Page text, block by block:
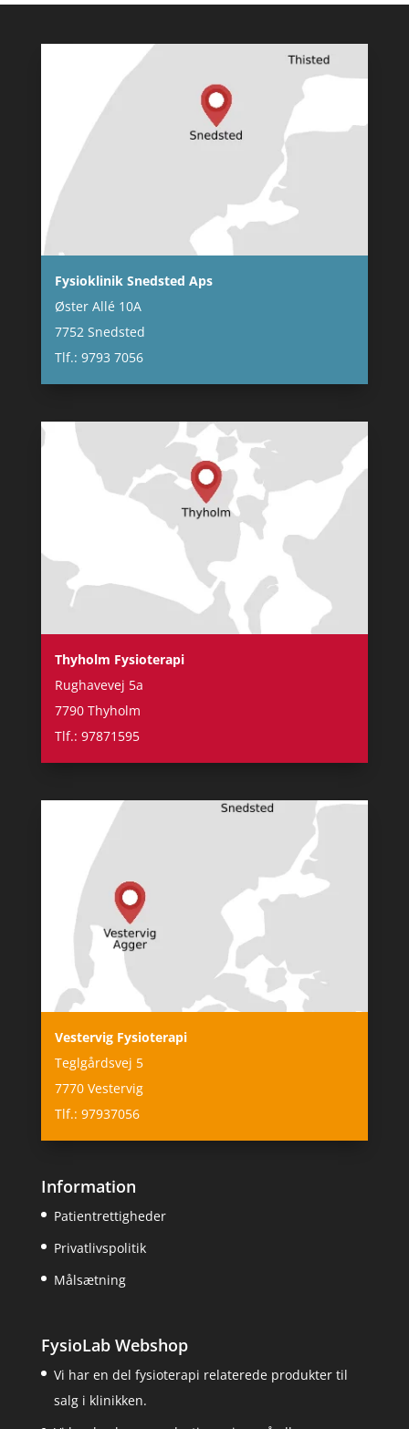
Fysioklinik Snedsted Aps
Øster Allé 10A
7752 Snedsted
Tlf.: 9793 7056
Thyholm Fysioterapi
Rughavevej 5a
7790 Thyholm
Tlf.: 97871595
Vestervig Fysioterapi
Teglgårdsvej 5
7770 Vestervig
Tlf.: 97937056
Information
Patientrettigheder
Privatlivspolitik
Målsætning
FysioLab Webshop
Vi har en del fysioterapi relaterede produkter til
salg i klinikken.